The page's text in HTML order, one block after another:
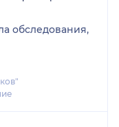
обследования,